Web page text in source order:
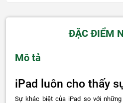
ĐẶC ĐIỂM
Mô tả
iPad luôn cho thấy
Sự khác biệt của iPad so với